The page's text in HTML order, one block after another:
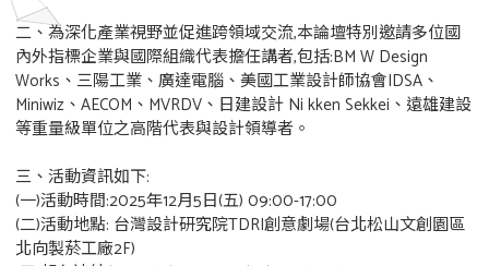
二、為深化產業視野並促進跨領域交流,本論壇特別邀請多位國
內外指標企業與國際組織代表擔任講者,包括:BM W Design
Works、三陽工業、廣達電腦、美國工業設計師協會IDSA、
Miniwiz、AECOM、MVRDV、日建設計 Ni kken Sekkei、遠雄建設
等重量級單位之高階代表與設計領導者。
三、活動資訊如下:
(一)活動時間:2025年12月5日(五) 09:00-17:00
(二)活動地點: 台灣設計研究院TDRI創意劇場(台北松山文創園區
北向製菸工廠2F)